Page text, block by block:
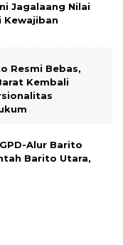
Jagalaang Nilai
Kewajiban
Resmi Bebas,
Kembali
Alur Barito
Barito Utara,